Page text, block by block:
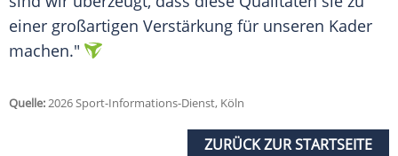
einer großartigen Verstärkung für unseren Kader
machen."
Quelle:2026 Sport-Informations-Dienst, Köln
ZURÜCK ZUR STARTSEITE